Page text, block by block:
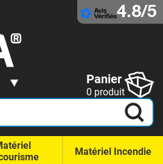
4.8/5
Panier
0 produit
Matériel Incendie